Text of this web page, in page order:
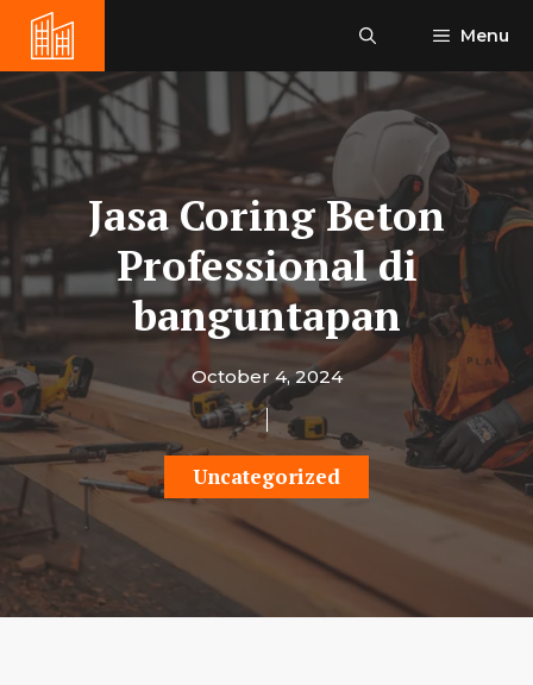
content
Menu
Jasa Coring Beton
Professional di
banguntapan
October 4, 2024
Uncategorized